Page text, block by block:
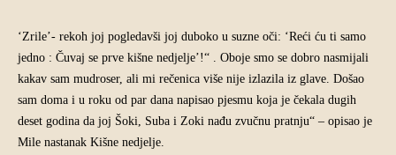
‘Zrile’- rekoh joj pogledavši joj duboko u suzne oči: ‘Reći ću ti samo
jedno : Čuvaj se prve kišne nedjelje’!“ . Oboje smo se dobro nasmijali
kakav sam mudroser, ali mi rečenica više nije izlazila iz glave. Došao
sam doma i u roku od par dana napisao pjesmu koja je čekala dugih
deset godina da joj Šoki, Suba i Zoki nađu zvučnu pratnju“ – opisao je
Mile nastanak Kišne nedjelje.